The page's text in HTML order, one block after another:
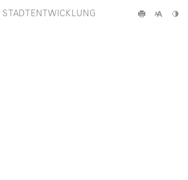
STADTENTWICKLUNG